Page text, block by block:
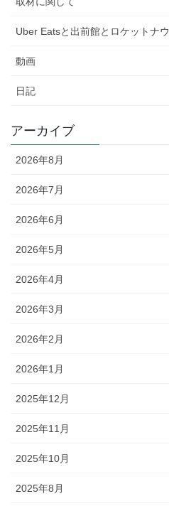
Uber Eatsと出前館とロケットナウ
動画
日記
アーカイブ
2026年8月
2026年7月
2026年6月
2026年5月
2026年4月
2026年3月
2026年2月
2026年1月
2025年12月
2025年11月
2025年10月
2025年8月